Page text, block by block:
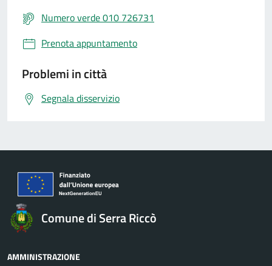
Numero verde 010 726731
Prenota appuntamento
Problemi in città
Segnala disservizio
Comune di Serra Riccò
AMMINISTRAZIONE